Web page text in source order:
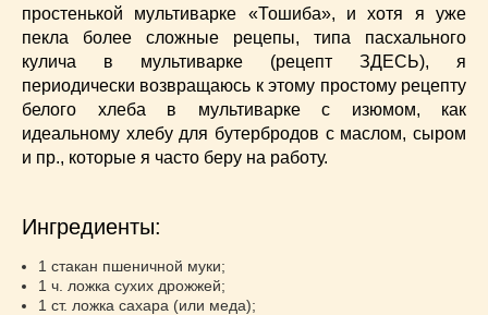
Овощи(98)
Пасхальные(17)
Печенье
(13)
Пироги (55)
Польская кухня(21)
Постные(52)
Русская кухня
Рыба(45)
Салаты
простенькой мультиварке «Тошиба», и хотя я уже
пекла более сложные рецепы, типа пасхального
кулича в мультиварке (рецепт ЗДЕСЬ), я
периодически возвращаюсь к этому простому рецепту
белого хлеба в мультиварке с изюмом, как
идеальному хлебу для бутербродов с маслом, сыром
и пр., которые я часто беру на работу.
Ингредиенты:
1 стакан пшеничной муки;
1 ч. ложка сухих дрожжей;
1 ст. ложка сахара (или меда);